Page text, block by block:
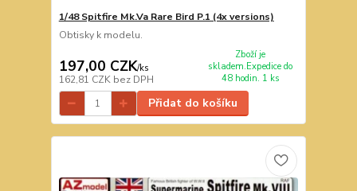
1/48 Spitfire Mk.Va Rare Bird P.1 (4x versions)
Obtisky k modelu.
197,00 CZK/ks
162,81 CZK bez DPH
Zboží je
skladem.Expedice do
48 hodin. 1 ks
Přidat do košíku